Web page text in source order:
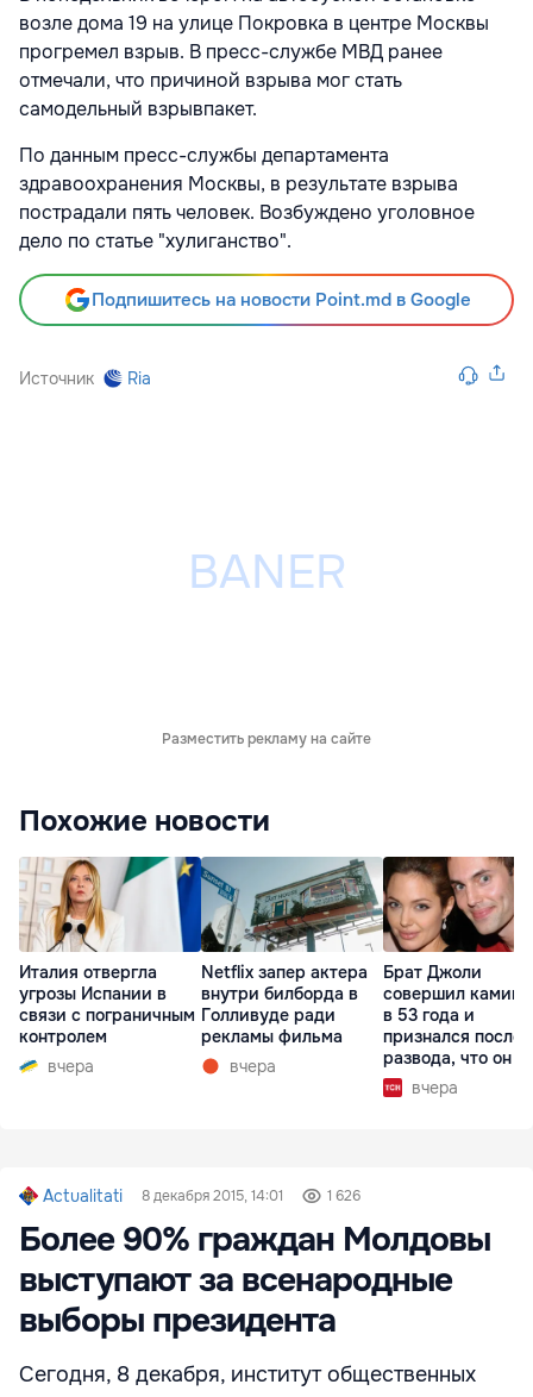
возле дома 19 на улице Покровка в центре Москвы
прогремел взрыв. В пресс-службе МВД ранее
отмечали, что причиной взрыва мог стать
самодельный взрывпакет.
По данным пресс-службы департамента
здравоохранения Москвы, в результате взрыва
пострадали пять человек. Возбуждено уголовное
дело по статье "хулиганство".
Подпишитесь на новости Point.md в Google
Источник Ria
Разместить рекламу на сайте
Похожие новости
Италия отвергла
угрозы Испании в
связи с пограничным
контролем
вчера
Netflix запер актера
внутри билборда в
Голливуде ради
рекламы фильма
вчера
Брат Джоли
совершил
в 53 года и
признался после
развода, что он
вчера
Actualitati 8 декабря 2015, 14:01 1 626
Более 90% граждан Молдовы
выступают за всенародные
выборы президента
Сегодня, 8 декабря, институт общественных